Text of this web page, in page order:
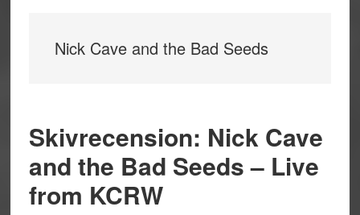
Nick Cave and the Bad Seeds
Skivrecension: Nick Cave
and the Bad Seeds – Live
from KCRW